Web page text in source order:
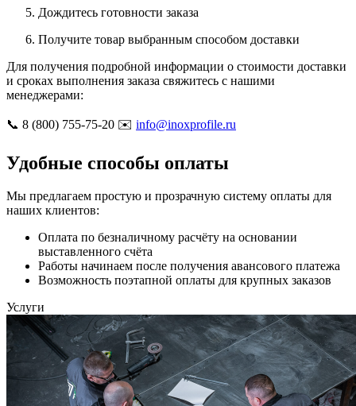
Дождитесь готовности заказа
Получите товар выбранным способом доставки
Для получения подробной информации о стоимости доставки
и сроках выполнения заказа свяжитесь с нашими
менеджерами:
📞 8 (800) 755-75-20 ✉️ info@inoxprofile.ru
Удобные способы оплаты
Мы предлагаем простую и прозрачную систему оплаты для
наших клиентов:
Оплата по безналичному расчёту на основании
выставленного счёта
Работы начинаем после получения авансового платежа
Возможность поэтапной оплаты для крупных заказов
Услуги